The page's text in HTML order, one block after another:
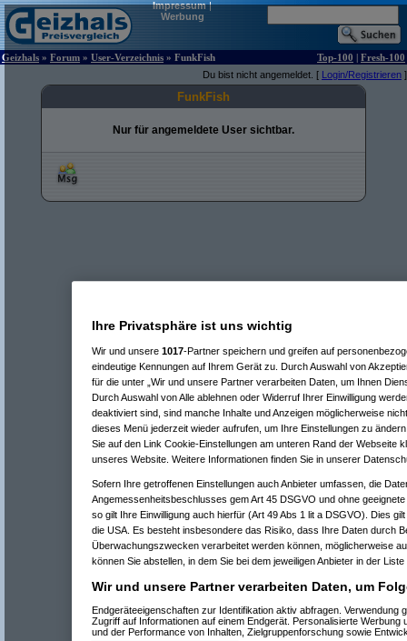
Impressum|
Werbung
Geizhals » Forum » User-Verzeichnis » FunkFish Top-100 | Fresh-100
Du bist nicht angemeldet. [ Login/Registrieren ]
FunkFish
Nur für angemeldete User sichtbar.
Ihre Privatsphäre ist uns wichtig
Wir und unsere 1017-Partner speichern und greifen auf
eindeutige Kennungen auf Ihrem Gerät zu. Durch Auswahl von
für die unter „Wir und unsere Partner verarbeiten Daten, um Ihnen
Durch Auswahl von Alle ablehnen oder Widerruf Ihrer Einwilligung
deaktiviert sind, sind manche Inhalte und Anzeigen möglicherweise
dieses Menü jederzeit wieder aufrufen, um Ihre Einstellungen zu
Sie auf den Link Cookie-Einstellungen am unteren Rand der Webseite
unseres Website. Weitere Informationen finden Sie in unserer
Sofern Ihre getroffenen Einstellungen auch Anbieter umfassen, die
Angemessenheitsbeschlusses gem Art 45 DSGVO und ohne
so gilt Ihre Einwilligung auch hierfür (Art 49 Abs 1 lit a DSGVO). Dies
die USA. Es besteht insbesondere das Risiko, dass Ihre Daten durch
Überwachungszwecken verarbeitet werden können, möglicherweise
können Sie abstellen, in dem Sie bei dem jeweiligen Anbieter in der
Wir und unsere Partner verarbeiten Daten, um
Endgeräteeigenschaften zur Identifikation aktiv abfragen. Verwendung
Zugriff auf Informationen auf einem Endgerät. Personalisierte Werbung
und der Performance von Inhalten, Zielgruppenforschung sowie